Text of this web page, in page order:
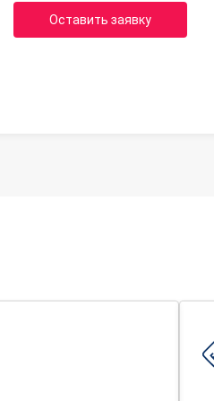
Оставить заявку